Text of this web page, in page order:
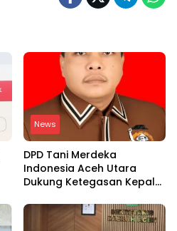
News
DPD Tani Merdeka
Indonesia Aceh Utara
Dukung Ketegasan Kepala
SPPG